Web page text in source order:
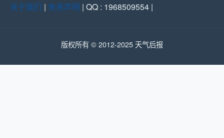
关于我们 | 免责声明 | QQ : 1968509554 |
版权所有 © 2012-2025 天气后报